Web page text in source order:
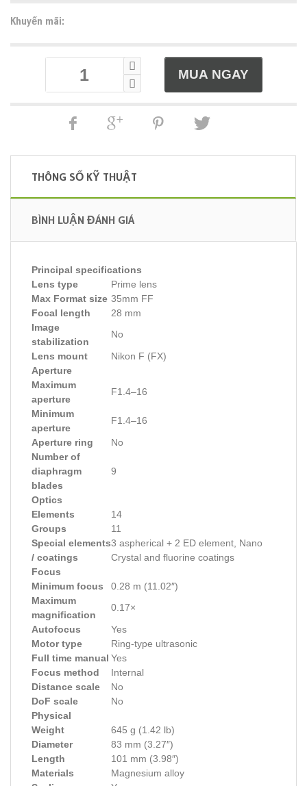
Khuyến mãi:
THÔNG SỐ KỸ THUẬT
BÌNH LUẬN ĐÁNH GIÁ
Principal specifications
Lens type
Prime lens
Max Format size 35mm FF
Focal length
28 mm
Image
stabilization
No
Lens mount
Nikon F (FX)
Aperture
Maximum
aperture
F1.4–16
Minimum
aperture
F1.4–16
Aperture ring
No
Number of
diaphragm
blades
9
Optics
Elements
14
Groups
11
Special elements
/ coatings
3 aspherical + 2 ED element, Nano
Crystal and fluorine coatings
Focus
Minimum focus
0.28 m (11.02″)
Maximum
magnification
0.17×
Autofocus
Yes
Motor type
Ring-type ultrasonic
Full time manual Yes
Focus method
Internal
Distance scale
No
DoF scale
No
Physical
Weight
645 g (1.42 lb)
Diameter
83 mm (3.27″)
Length
101 mm (3.98″)
Materials
Magnesium alloy